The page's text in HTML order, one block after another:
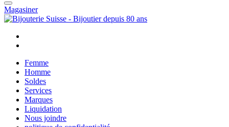
Magasiner
Femme
Homme
Soldes
Services
Marques
Liquidation
Nous joindre